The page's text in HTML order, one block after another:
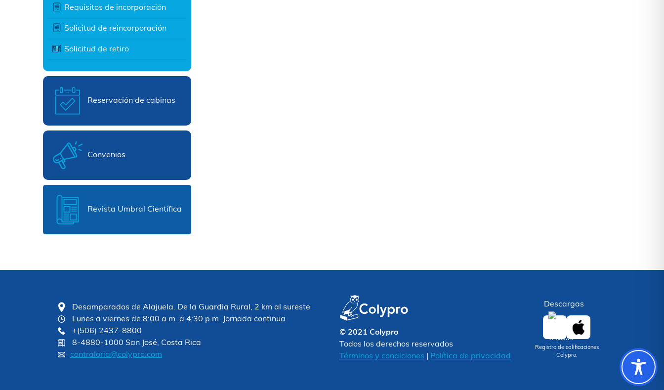
Requisitos de incorporación
Solicitud de reincorporación
Solicitud de retiro
Reservación de cabinas
Convenios
Revista Umbral Científica
Desamparados de Alajuela. De la Guardia Rural, 2 km al sureste
Lunes a viernes de 8:00 a.m. a 4:30 p.m. Jornada continua
+(506) 2437-8800
8-4880-1000 San José, Costa Rica
contraloria@colypro.com
© 2021 Colypro
Todos los derechos reservados
Términos y condiciones
Política de privacidad
Descargas
Registro de calificaciones
Colypro.